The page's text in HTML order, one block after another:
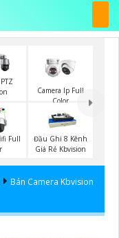
Camera Ip Full
Color
Full
Đầu Ghi 8 Kênh
Giá Rẻ Kbvision
Bán Camera Kbvision